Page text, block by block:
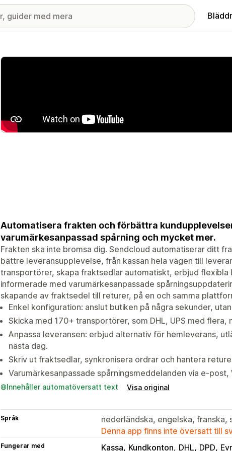
Galleri med utvalda bilder
Automatisera frakten och förbättra
varumärkesanpassad spårning och mycket mer.
Frakten ska inte bromsa dig. Sendcloud automatiserar ditt
bättre leveransupplevelse, från kassan hela vägen till
transportörer, skapa fraktsedlar automatiskt, erbjud flexibla
informerade med varumärkesanpassade
skapande av fraktsedel till returer, på en och samma
Enkel konfiguration: anslut butiken på några sekunder,
Skicka med 170+ transportörer, som DHL, UPS med flera,
Anpassa leveransen: erbjud alternativ för hemleverans,
nästa dag.
Skriv ut fraktsedlar, synkronisera ordrar och hantera
Varumärkesanpassade spårningsmeddelanden via e-
Innehåller automatöversatt text Visa original
Språk
nederländska, engelska, franska,
Denna app finns inte översatt till
Fungerar med Kassa Kundkonton DHL DPD